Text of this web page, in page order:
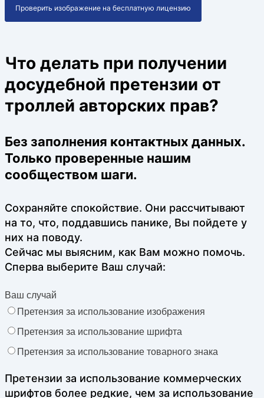
Проверить изображение на бесплатную лицензию
Что делать при получении
досудебной претензии от
троллей авторских прав?
Без заполнения контактных данных.
Только проверенные нашим
сообществом шаги.
Сохраняйте спокойствие. Они рассчитывают
на то, что, поддавшись панике, Вы пойдете у
них на поводу.
Сейчас мы выясним, как Вам можно помочь.
Сперва выберите Ваш случай:
Ваш случай
Претензия за использование изображения
Претензия за использование шрифта
Претензия за использование товарного знака
Претензии за использование коммерческих
шрифтов более редкие, чем за использование